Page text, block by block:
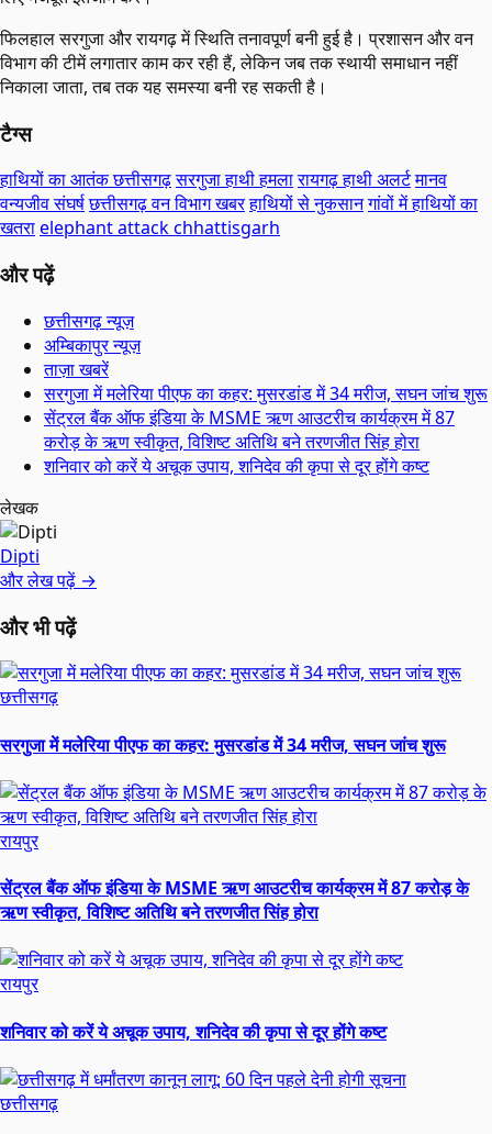
फिलहाल सरगुजा और रायगढ़ में स्थिति तनावपूर्ण बनी हुई है। प्रशासन और वन
विभाग की टीमें लगातार काम कर रही हैं, लेकिन जब तक स्थायी समाधान नहीं
निकाला जाता, तब तक यह समस्या बनी रह सकती है।
टैग्स
हाथियों का आतंक छत्तीसगढ़सरगुजा हाथी हमलारायगढ़ हाथी अलर्टमानव
वन्यजीव संघर्षछत्तीसगढ़ वन विभाग खबरहाथियों से नुकसानगांवों में हाथियों का
खतराelephant attack chhattisgarh
और पढ़ें
छत्तीसगढ़ न्यूज़
अम्बिकापुर न्यूज़
ताज़ा खबरें
सरगुजा में मलेरिया पीएफ का कहर: मुसरडांड में 34 मरीज, सघन जांच शुरू
सेंट्रल बैंक ऑफ इंडिया के MSME ऋण आउटरीच कार्यक्रम में 87
करोड़ के ऋण स्वीकृत, विशिष्ट अतिथि बने तरणजीत सिंह होरा
शनिवार को करें ये अचूक उपाय, शनिदेव की कृपा से दूर होंगे कष्ट
लेखक
Dipti
और लेख पढ़ें →
और भी पढ़ें
छत्तीसगढ़
सरगुजा में मलेरिया पीएफ का कहर: मुसरडांड में 34 मरीज, सघन जांच शुरू
रायपुर
सेंट्रल बैंक ऑफ इंडिया के MSME ऋण आउटरीच कार्यक्रम में 87 करोड़ के
ऋण स्वीकृत, विशिष्ट अतिथि बने तरणजीत सिंह होरा
रायपुर
शनिवार को करें ये अचूक उपाय, शनिदेव की कृपा से दूर होंगे कष्ट
छत्तीसगढ़